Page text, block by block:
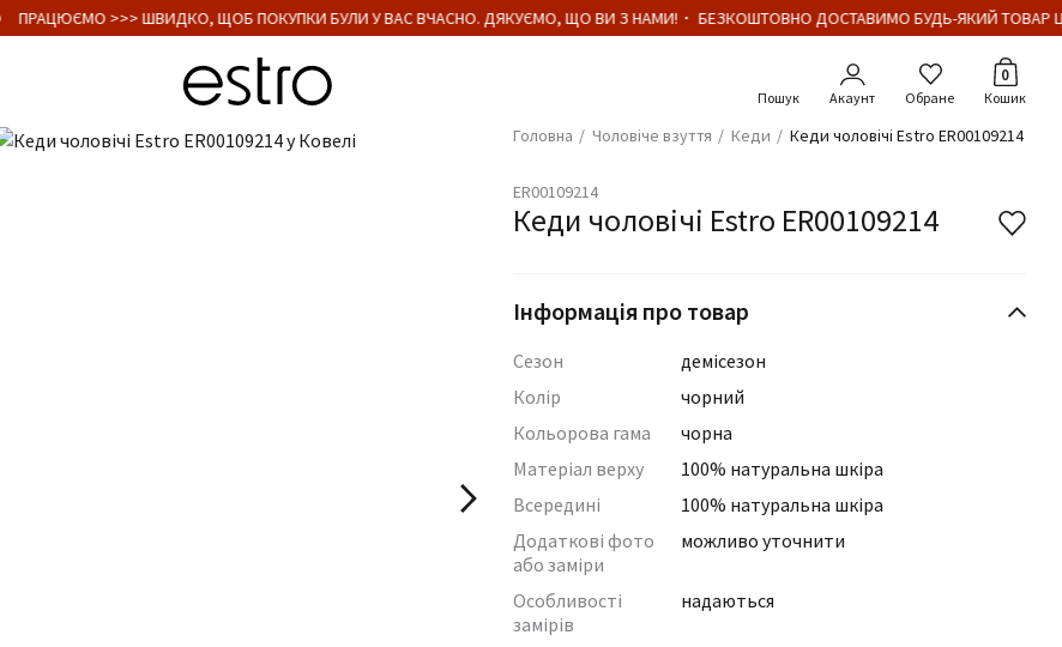
ПРАЦЮЄМО >>> ШВИДКО, ЩОБ ПОКУПКИ БУЛИ У ВАС ВЧАСНО. ДЯКУЄМО, ЩО ВИ З НАМИ!・ БЕЗКОШТОВНО ДОСТАВИМО БУДЬ-ЯКИЙ ТОВАР
Акаунт Обране
0
Кошик
Головна Чоловіче взуття Кеди Кеди чоловічі Estro ER00109214
ER00109214
Кеди чоловічі Estro ER00109214
Інформація про товар
Сезон
демісезон
Колір
чорний
Кольорова гама
чорна
Матеріал верху
100% натуральна шкіра
Всередині
100% натуральна шкіра
Додаткові фото
або заміри
можливо уточнити
Особливості
замірів
надаються